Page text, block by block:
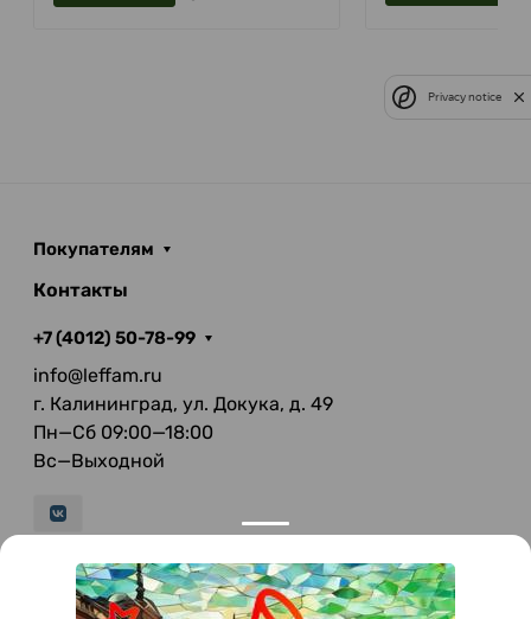
Покупателям
Контакты
+7 (4012) 50-78-99
info@leffam.ru
г. Калининград, ул. Докука, д. 49
Пн—Сб 09:00—18:00
Вс—Выходной
© 2026 LeFFAM — материалы для качественной
Privacy notice